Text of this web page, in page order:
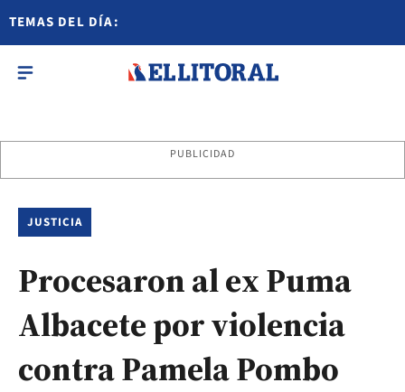
TEMAS DEL DÍA:
PUBLICIDAD
JUSTICIA
Procesaron al ex Puma
Albacete por violencia
contra Pamela Pombo